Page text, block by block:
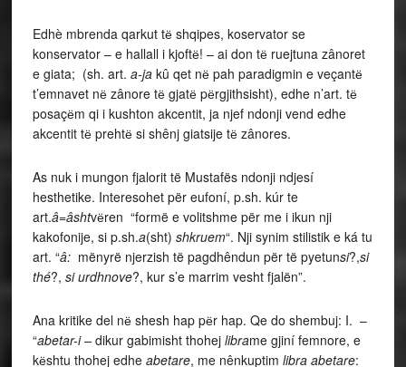
Edhè mbrenda qarkut tё shqipes, koservator se
konservator – e hallall i kjoftё! – ai don tё ruejtuna zânoret
e giata; (sh. art. a-ja kû qet nё pah paradigmin e veçantё
t’emnavet nё zânore tё gjatё pёrgjithsisht), edhe n’art. tё
posaçёm qi i kushton akcentit, ja njef ndonji vend edhe
akcentit tё prehtё si shênj giatsije tё zânores.
As nuk i mungon fjalorit të Mustafës ndonji ndjesí
hesthetike. Interesohet për eufoní, p.sh. kúr te
art.â=âshtvёren “formë e volitshme për me i ikun nji
kakofonije, si p.sh.a(sht) shkruem“. Nji synim stilistik e ká tu
art. “â:mënyrë njerzish të pagdhêndun për të pyetunsi?,si
thé?, si urdhnove?, kur s’e marrim vesht fjalën”.
Ana kritike del nё shesh hap pёr hap. Qe do shembuj: I. –
“abetar-i – dikur gabimisht thohej librame gjiní femnore, e
kёshtu thohej edhe abetare, me nênkuptim libra abetare: